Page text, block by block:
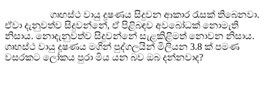
ගෘහස්ථ වායු දූෂණය සිදුවන ආකාර රැසක් තිබෙනවා.
ඒවා දැනුවත්ව සිදුවන්නේ, ඒ පිළිබඳව අවබෝධක් නොමැති
නිසාය. නොදැනුවත්ව සිදුවන්නේ සැළකිළිමත් නොවන නිසාය.
ගෘහස්ථ වායු දූෂණය මගින් පුද්ගලයින් මිලියන 3.8 ක් පමණ
වසරකට ලෝකය පුරා මිය යන බව ඔබ දන්නවාද?